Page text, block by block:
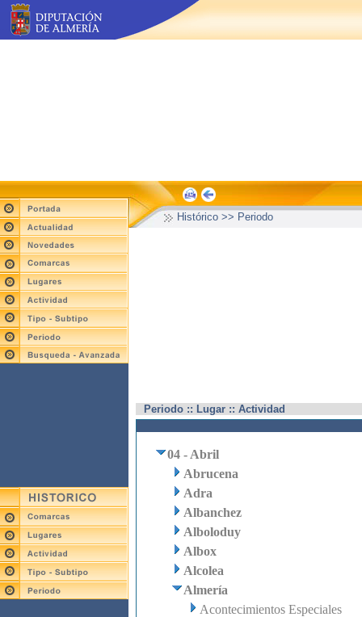
Histórico >> Periodo
Periodo :: Lugar :: Actividad
04 - Abril
Abrucena
Adra
Albanchez
Alboloduy
Albox
Alcolea
Almería
Acontecimientos Especiales